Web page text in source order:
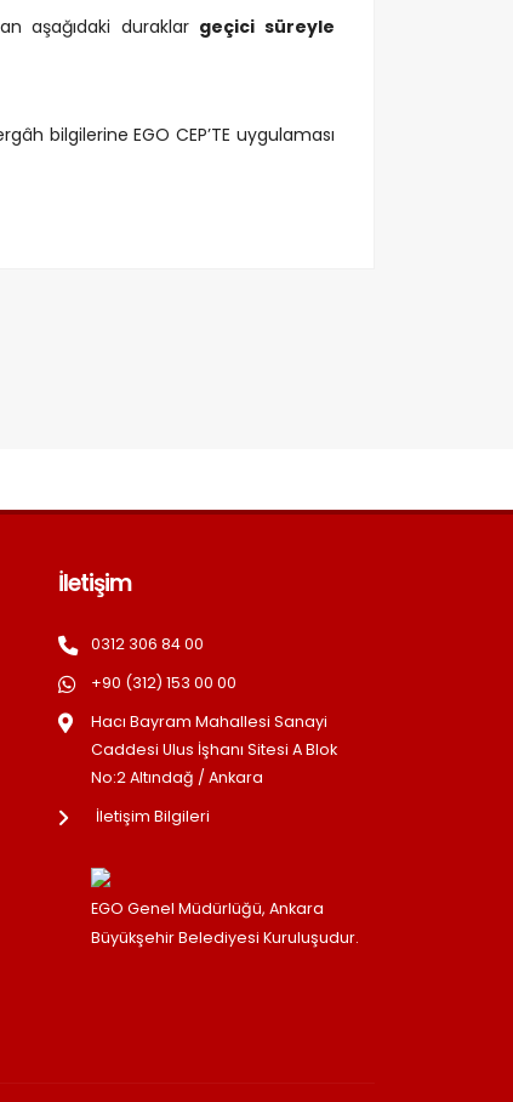
aşağıdaki duraklar geçici süreyle
bilgilerine EGO CEP’TE uygulaması
İletişim
0312 306 84 00
+90 (312) 153 00 00
Hacı Bayram Mahallesi Sanayi
Caddesi Ulus İşhanı Sitesi A Blok
No:2 Altındağ / Ankara
İletişim Bilgileri
EGO Genel Müdürlüğü, Ankara
Büyükşehir Belediyesi Kuruluşudur.